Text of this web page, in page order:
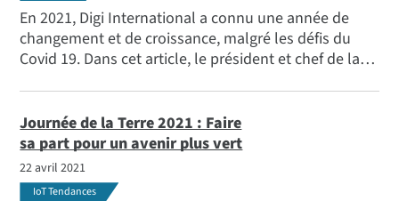
En 2021, Digi International a connu une année de
changement et de croissance, malgré les défis du
Covid 19. Dans cet article, le président et chef de la
partenaires et des distributeurs de Digi, et un
message d'optimisme.
Journée de la Terre 2021 : Faire
sa part pour un avenir plus vert
22 avril 2021
IoT Tendances